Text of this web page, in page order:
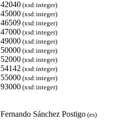
42040 (xsd:integer)
45000 (xsd:integer)
46509 (xsd:integer)
47000 (xsd:integer)
49000 (xsd:integer)
50000 (xsd:integer)
52000 (xsd:integer)
54142 (xsd:integer)
55000 (xsd:integer)
93000 (xsd:integer)
Fernando Sánchez Postigo (es)